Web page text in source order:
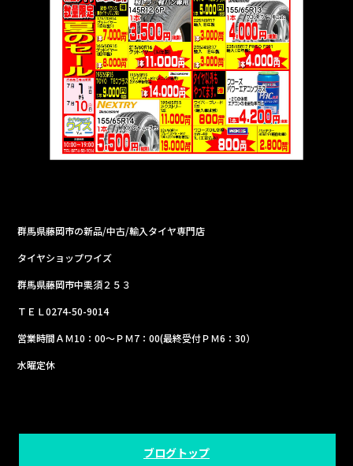
群馬県藤岡市の新品/中古/輸入タイヤ専門店
タイヤショップワイズ
群馬県藤岡市中栗須２５３
ＴＥＬ0274-50-9014
営業時間ＡＭ10：00～ＰＭ7：00(最終受付ＰＭ6：30）
水曜定休
ブログトップ